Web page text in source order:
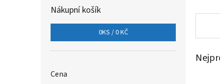
Nákupní košík
0KS /0 KČ
Cena